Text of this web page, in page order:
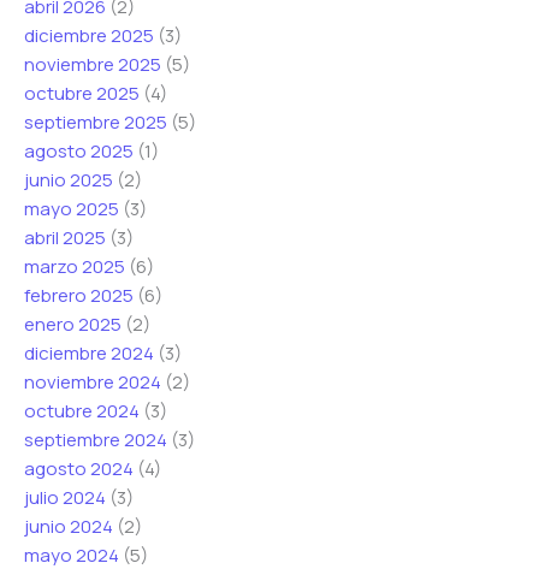
o
C
o
r
r
e
o
r
e
o
t
r
ó
n
i
c
o
*
abril 2026 (2)
diciembre 2025 (3)
noviembre 2025 (5)
octubre 2025 (4)
septiembre 2025 (5)
agosto 2025 (1)
junio 2025 (2)
mayo 2025 (3)
abril 2025 (3)
marzo 2025 (6)
febrero 2025 (6)
enero 2025 (2)
diciembre 2024 (3)
noviembre 2024 (2)
octubre 2024 (3)
septiembre 2024 (3)
agosto 2024 (4)
julio 2024 (3)
junio 2024 (2)
mayo 2024 (5)